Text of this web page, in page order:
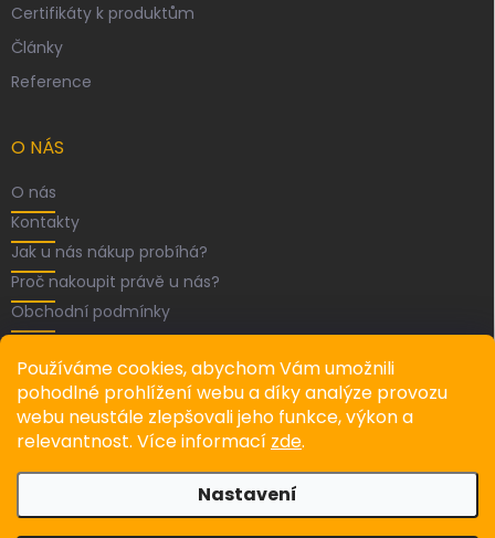
Používáme cookies, abychom Vám umožnili
pohodlné prohlížení webu a díky analýze provozu
webu neustále zlepšovali jeho funkce, výkon a
relevantnost. Více informací zde.
Nastavení
Certifikáty k produktům
Články
Reference
O NÁS
O nás
Kontakty
Jak u nás nákup probíhá?
Proč nakoupit právě u nás?
Obchodní podmínky
FACEBOOK
Recenze